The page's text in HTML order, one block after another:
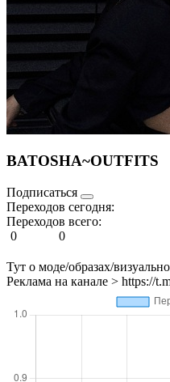
BATOSHA~OUTFITS
Подписаться
Переходов сегодня:
Переходов всего:
0
0
Тут о моде/образах/
Реклама на канале > https://